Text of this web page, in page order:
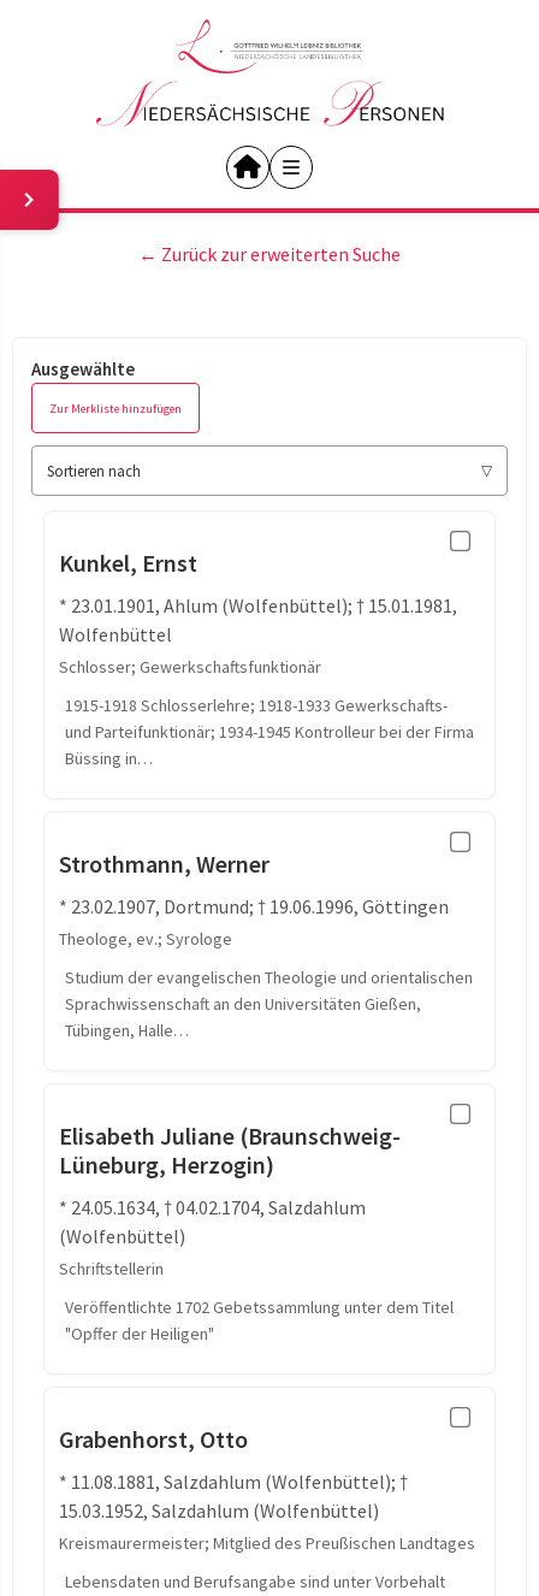
← Zurück zur erweiterten Suche
Ausgewählte
Zur Merkliste hinzufügen
Sortieren nach
Kunkel, Ernst
* 23.01.1901, Ahlum (Wolfenbüttel); † 15.01.1981,
Wolfenbüttel
Schlosser; Gewerkschaftsfunktionär
1915-1918 Schlosserlehre; 1918-1933 Gewerkschafts-
und Parteifunktionär; 1934-1945 Kontrolleur bei der Firma
Büssing in…
Strothmann, Werner
* 23.02.1907, Dortmund; † 19.06.1996, Göttingen
Theologe, ev.; Syrologe
Studium der evangelischen Theologie und orientalischen
Sprachwissenschaft an den Universitäten Gießen,
Tübingen, Halle…
Elisabeth Juliane (Braunschweig-
Lüneburg, Herzogin)
* 24.05.1634, † 04.02.1704, Salzdahlum
(Wolfenbüttel)
Schriftstellerin
Veröffentlichte 1702 Gebetssammlung unter dem Titel
"Opffer der Heiligen"
Grabenhorst, Otto
* 11.08.1881, Salzdahlum (Wolfenbüttel); †
15.03.1952, Salzdahlum (Wolfenbüttel)
Kreismaurermeister; Mitglied des Preußischen Landtages
Lebensdaten und Berufsangabe sind unter Vorbehalt